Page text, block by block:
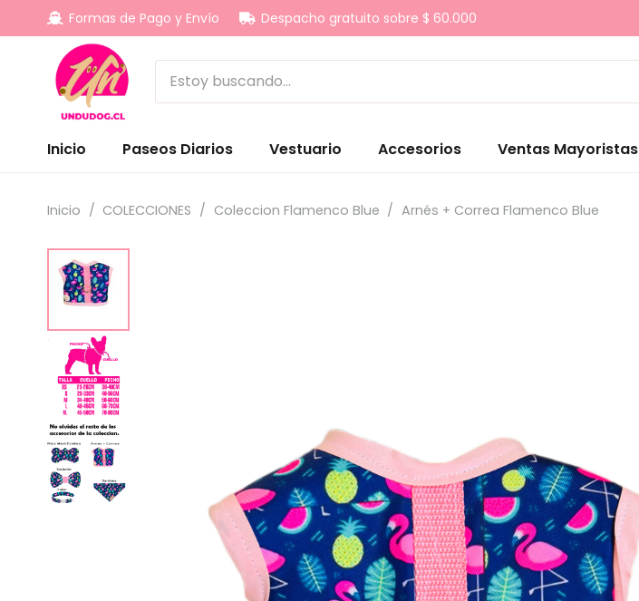
Formas de Pago y Envío Despacho gratuito sobre $ 60.000
Inicio Paseos Diarios Vestuario Accesorios Ventas Mayoristas
Inicio / COLECCIONES / Coleccion Flamenco Blue / Arnés + Correa Flamenco Blue